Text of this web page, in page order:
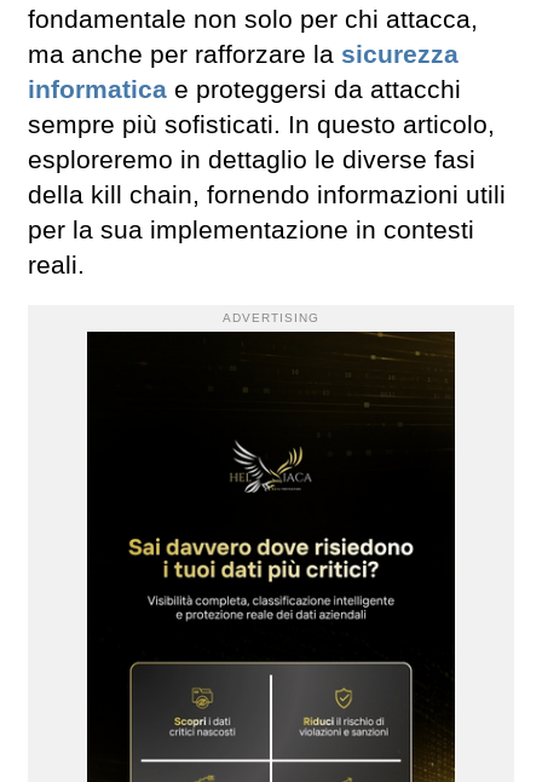
fondamentale non solo per chi attacca,
ma anche per rafforzare la sicurezza
informatica e proteggersi da attacchi
sempre più sofisticati. In questo articolo,
esploreremo in dettaglio le diverse fasi
della kill chain, fornendo informazioni utili
per la sua implementazione in contesti
reali.
ADVERTISING